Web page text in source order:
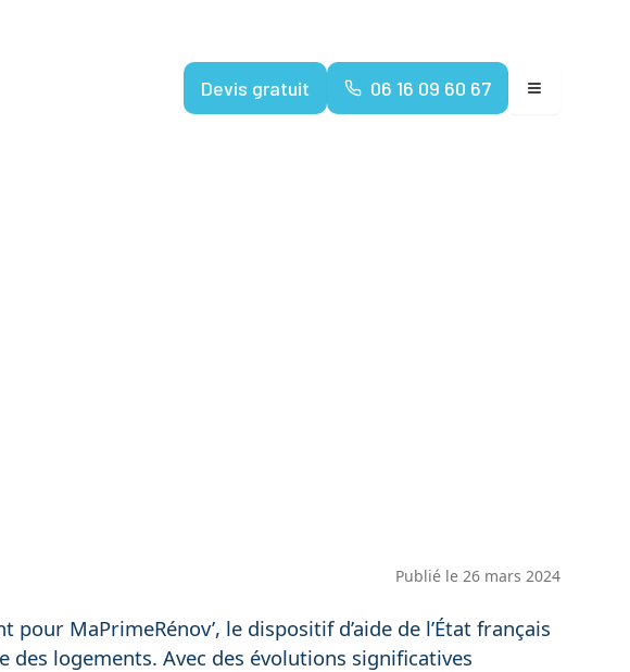
Devis gratuit 06 16 09 60 67
Publié le 26 mars 2024
MaPrimeRénov’, le dispositif d’aide de l’État français
des logements. Avec des évolutions significatives